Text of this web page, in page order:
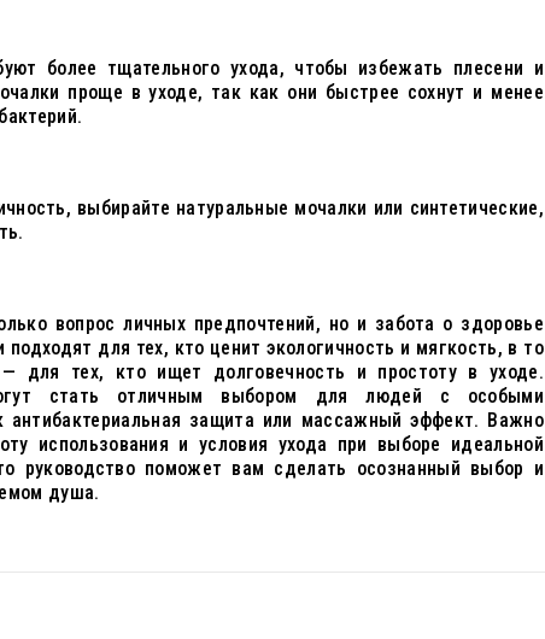
более тщательного ухода, чтобы избежать плесени и
проще в уходе, так как они быстрее сохнут и менее
выбирайте натуральные мочалки или синтетические,
вопрос личных предпочтений, но и забота о здоровье
для тех, кто ценит экологичность и мягкость, в то
— для тех, кто ищет долговечность и простоту в уходе.
стать отличным выбором для людей с особыми
антибактериальная защита или массажный эффект. Важно
использования и условия ухода при выборе идеальной
руководство поможет вам сделать осознанный выбор и
душа.